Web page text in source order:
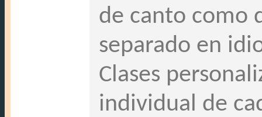
de canto como
separado en
Clases
individual de